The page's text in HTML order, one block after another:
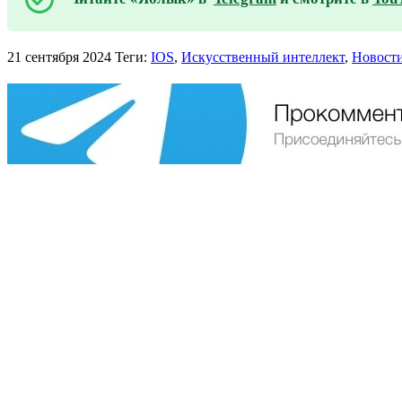
21 сентября 2024 Теги: IOS, Искусственный интеллект,